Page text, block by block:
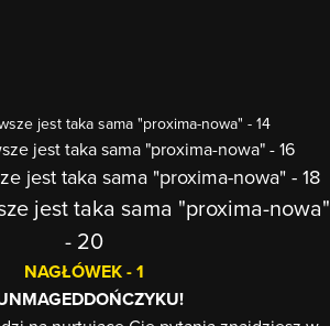
jest taka sama "proxima-nowa" - 14
jest taka sama "proxima-nowa" - 16
jest taka sama "proxima-nowa" - 18
jest taka sama "proxima-nowa"
- 20
NAGŁÓWEK - 1